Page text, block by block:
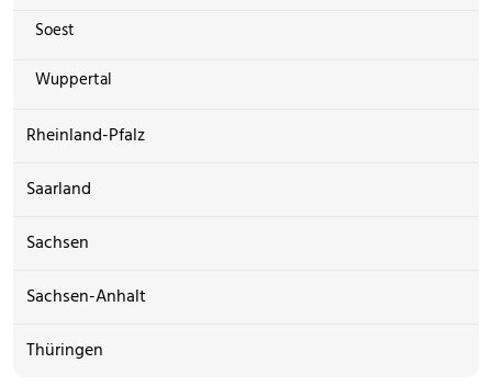
Soest
Wuppertal
Rheinland-Pfalz
Saarland
Sachsen
Sachsen-Anhalt
Thüringen